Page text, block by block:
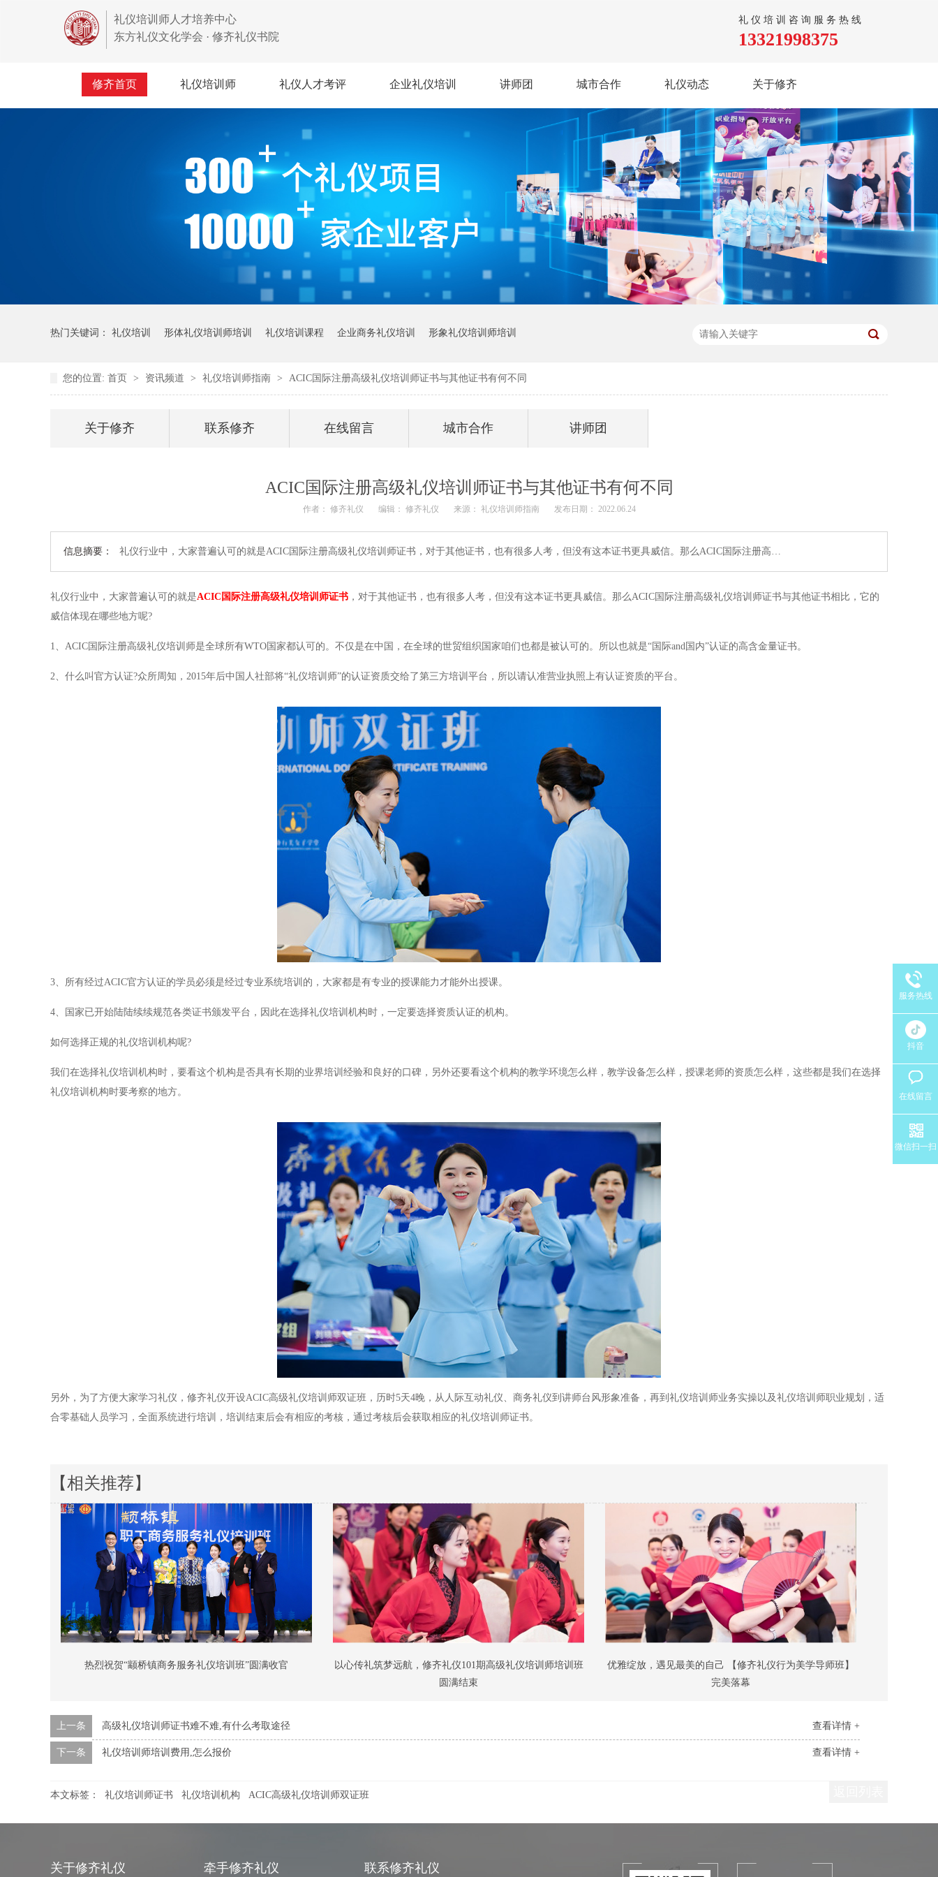
礼仪培训师人才培养中心
东方礼仪文化学会 · 修齐礼仪书院
礼仪培训咨询服务热线
13321998375
修齐首页 礼仪培训师 礼仪人才考评 企业礼仪培训 讲师团 城市合作 礼仪动态 关于修齐
热门关键词： 礼仪培训 形体礼仪培训师培训 礼仪培训课程 企业商务礼仪培训 形象礼仪培训师培训
您的位置: 首页 > 资讯频道 > 礼仪培训师指南 > ACIC国际注册高级礼仪培训师证书与其他证书有何不同
关于修齐 联系修齐 在线留言 城市合作 讲师团
ACIC国际注册高级礼仪培训师证书与其他证书有何不同
作者： 修齐礼仪 编辑： 修齐礼仪 来源： 礼仪培训师指南 发布日期： 2022.06.24
信息摘要： 礼仪行业中，大家普遍认可的就是ACIC国际注册高级礼仪培训师证书，对于其他证书，也有很多人考，但没有这本证书更具威信。那么ACIC国际注册高…
礼仪行业中，大家普遍认可的就是ACIC国际注册高级礼仪培训师证书 ，对于其他证书，也有很多人考，但没有这本证书更具威信。那么ACIC国际注册高级礼仪培训师证书与其他证书相比，它的
威信体现在哪些地方呢?
1、ACIC国际注册高级礼仪培训师是全球所有WTO国家都认可的。不仅是在中国，在全球的世贸组织国家咱们也都是被认可的。所以也就是“国际and国内”认证的高含金量证书。
2、什么叫官方认证?众所周知，2015年后中国人社部将“礼仪培训师”的认证资质交给了第三方培训平台，所以请认准营业执照上有认证资质的平台。
3、所有经过ACIC官方认证的学员必须是经过专业系统培训的，大家都是有专业的授课能力才能外出授课。
4、国家已开始陆陆续续规范各类证书颁发平台，因此在选择礼仪培训机构时，一定要选择资质认证的机构。
如何选择正规的礼仪培训机构呢?
我们在选择礼仪培训机构时，要看这个机构是否具有长期的业界培训经验和良好的口碑，另外还要看这个机构的教学环境怎么样，教学设备怎么样，授课老师的资质怎么样，这些都是我们在选择
礼仪培训机构时要考察的地方。
另外，为了方便大家学习礼仪，修齐礼仪开设ACIC高级礼仪培训师双证班，历时5天4晚，从人际互动礼仪、商务礼仪到讲师台风形象准备，再到礼仪培训师业务实操以及礼仪培训师职业规划，适
合零基础人员学习，全面系统进行培训，培训结束后会有相应的考核，通过考核后会获取相应的礼仪培训师证书。
【相关推荐】
热烈祝贺“颛桥镇商务服务礼仪培训班”圆满收官
以心传礼筑梦远航，修齐礼仪101期高级礼仪培训师培训班
圆满结束
优雅绽放，遇见最美的自己 【修齐礼仪行为美学导师班】
完美落幕
查看详情 +
上一条 高级礼仪培训师证书难不难,有什么考取途径
查看详情 +
下一条 礼仪培训师培训费用,怎么报价
本文标签： 礼仪培训师证书 礼仪培训机构 ACIC高级礼仪培训师双证班
关于修齐礼仪 牵手修齐礼仪 联系修齐礼仪
服务热线
抖音
在线留言
微信扫一扫